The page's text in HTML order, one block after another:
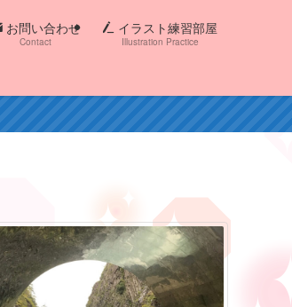
お問い合わせ
Contact
イラスト練習部屋
Illustration Practice